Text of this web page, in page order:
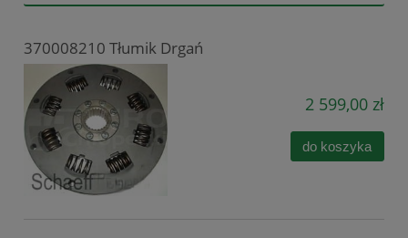
370008210 Tłumik Drgań
2 599,00 zł
do koszyka